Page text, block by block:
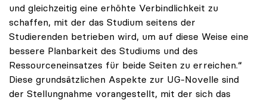
und gleichzeitig eine erhöhte Verbindlichkeit zu
schaffen, mit der das Studium seitens der
Studierenden betrieben wird, um auf diese Weise eine
bessere Planbarkeit des Studiums und des
Ressourceneinsatzes für beide Seiten zu erreichen.“
Diese grundsätzlichen Aspekte zur UG-Novelle sind
der Stellungnahme vorangestellt, mit der sich das